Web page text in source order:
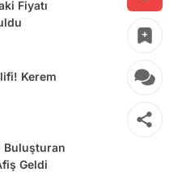
Fiyatı
Kerem
Buluşturan
Geldi